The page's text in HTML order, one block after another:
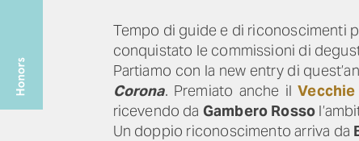
Tempo di guide e di riconoscimenti
conquistato le commissioni di
Partiamo con la new entry di
Corona. Premiato anche il
ricevendo da Gambero Rosso
Un doppio riconoscimento arriva da